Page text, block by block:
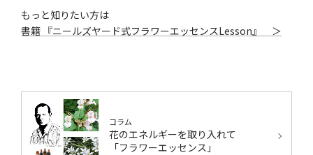
もっと知りたい方は
書籍 『ニールズヤード式フラワーエッセンスLesson』 ＞
コラム
花のエネルギーを取り入れて
「フラワーエッセンス」